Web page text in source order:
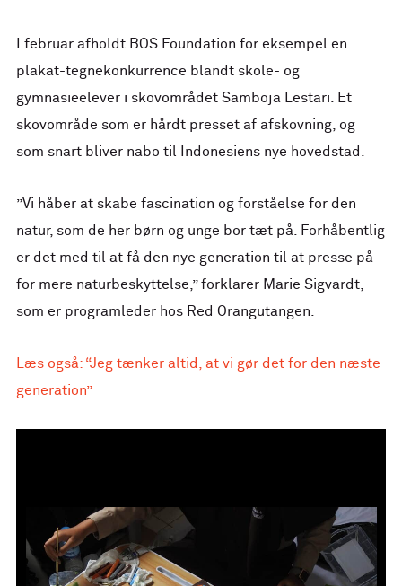
I februar afholdt BOS Foundation for eksempel en
plakat-tegnekonkurrence blandt skole- og
gymnasieelever i skovområdet Samboja Lestari. Et
skovområde som er hårdt presset af afskovning, og
som snart bliver nabo til Indonesiens nye hovedstad.
”Vi håber at skabe fascination og forståelse for den
natur, som de her børn og unge bor tæt på. Forhåbentlig
er det med til at få den nye generation til at presse på
for mere naturbeskyttelse,” forklarer Marie Sigvardt,
som er programleder hos Red Orangutangen.
Læs også: “Jeg tænker altid, at vi gør det for den næste
generation”